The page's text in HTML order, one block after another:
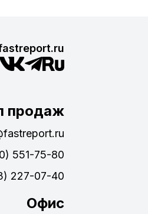
продаж
551-75-80
227-07-40
Офис